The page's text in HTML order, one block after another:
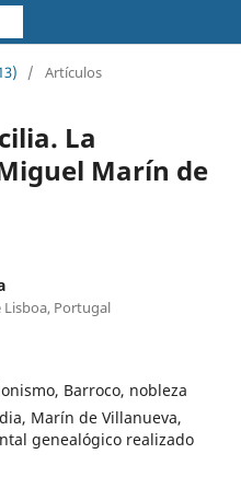
/ Artículos
La
Marín de
Lisboa, Portugal
Barroco, nobleza
Marín de Villanueva,
genealógico realizado